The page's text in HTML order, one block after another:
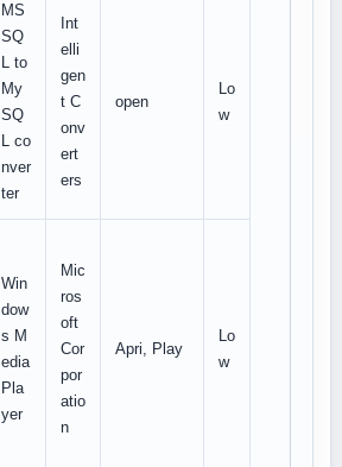
MS
SQ
L to
My
SQ
L co
nver
ter
Int
elli
gen
t C
onv
ert
ers
open
Lo
w
Win
dow
s M
edia
Pla
yer
Mic
ros
oft
Cor
por
atio
n
Apri, Play
Lo
w